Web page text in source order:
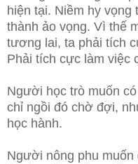
hiện tại. Niềm hy
thành ảo vọng. Vì thế
tương lai, ta phải tích
Phải tích cực làm việc
Người học trò muốn
chỉ ngồi đó chờ đợi,
học hành.
Người nông phu muốn